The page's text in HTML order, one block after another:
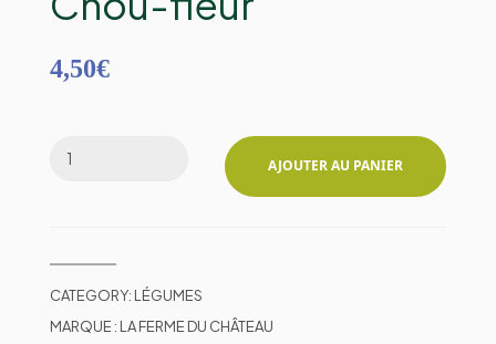
4,50€
AJOUTER AU PANIER
CATEGORY: LÉGUMES
MARQUE : LA FERME DU CHÂTEAU